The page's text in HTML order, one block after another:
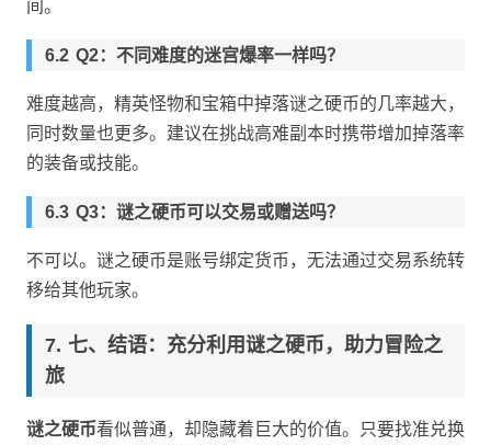
间。
Q2：不同难度的迷宫爆率一样吗？
难度越高，精英怪物和宝箱中掉落谜之硬币的几率越大，
同时数量也更多。建议在挑战高难副本时携带增加掉落率
的装备或技能。
Q3：谜之硬币可以交易或赠送吗？
不可以。谜之硬币是账号绑定货币，无法通过交易系统转
移给其他玩家。
七、结语：充分利用谜之硬币，助力冒险之
旅
谜之硬币看似普通，却隐藏着巨大的价值。只要找准兑换